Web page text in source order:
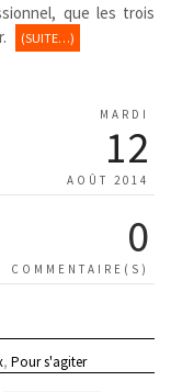
que les trois
(SUITE…)
MARDI
12
AOÛT 2014
0
COMMENTAIRE(S)
, Pour s'agiter